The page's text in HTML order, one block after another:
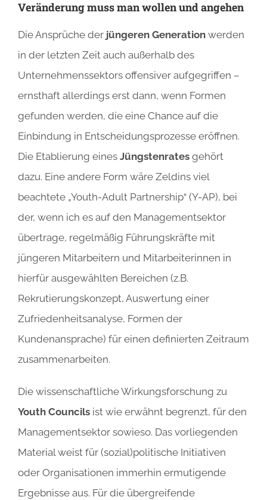
Veränderung muss man wollen und angehen
Die Ansprüche der jüngeren Generation werden
in der letzten Zeit auch außerhalb des
Unternehmenssektors offensiver aufgegriffen –
ernsthaft allerdings erst dann, wenn Formen
gefunden werden, die eine Chance auf die
Einbindung in Entscheidungsprozesse eröffnen.
Die Etablierung eines Jüngstenrates gehört
dazu. Eine andere Form wäre Zeldins viel
beachtete „Youth-Adult Partnership“ (Y-AP), bei
der, wenn ich es auf den Managementsektor
übertrage, regelmäßig Führungskräfte mit
jüngeren Mitarbeitern und Mitarbeiterinnen in
hierfür ausgewählten Bereichen (z.B.
Rekrutierungskonzept, Auswertung einer
Zufriedenheitsanalyse, Formen der
Kundenansprache) für einen definierten Zeitraum
zusammenarbeiten.
Die wissenschaftliche Wirkungsforschung zu
Youth Councils ist wie erwähnt begrenzt, für den
Managementsektor sowieso. Das vorliegenden
Material weist für (sozial)politische Initiativen
oder Organisationen immerhin ermutigende
Ergebnisse aus. Für die übergreifende